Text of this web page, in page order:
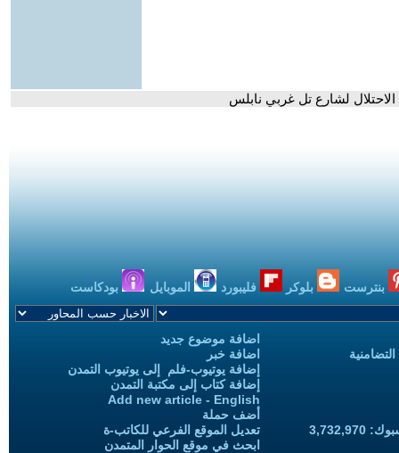
لشارع تل غربي نابلس
بنترست بلوكر فليبورد الموبايل بودكاست
اضافة موضوع جديد
اضافة خبر
إضافة يوتيوب-فلم إلى يوتيوب التمدن
إضافة كتاب إلى مكتبة التمدن
Add new article - English
أضف حملة
تعديل الموقع الفرعي للكاتب-ة
ابحث في موقع الحوار المتمدن